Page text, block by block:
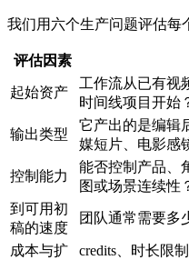
我们用六个生产问题评估每
评估因素
起始资产
工作流从已有视
时间线项目开始
输出类型
它产出的是编辑
媒短片、电影感
控制能力
能否控制产品、
图或场景连续性
到可用初
稿的速度
团队通常需要多
成本与扩
credits、时长限